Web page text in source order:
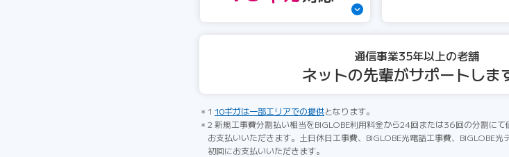
通信事業35年以上の老舗
ネットの先輩がサポートしま
1 10ギガは一部エリアでの提供となります。
2 新規工事費分割払い相当をBIGLOBE利用料金から24回または36回の分割に
お支払いいただきます。土日休日工事費、BIGLOBE光電話工事費、BIGLOBE
初回にお支払いいただきます。